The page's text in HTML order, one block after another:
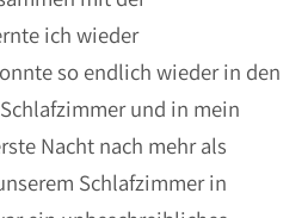
ich wieder
so endlich wieder in den
und in mein
Nacht nach mehr als
Schlafzimmer in